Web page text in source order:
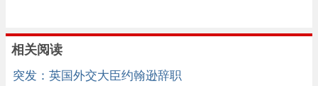
相关阅读
突发：英国外交大臣约翰逊辞职